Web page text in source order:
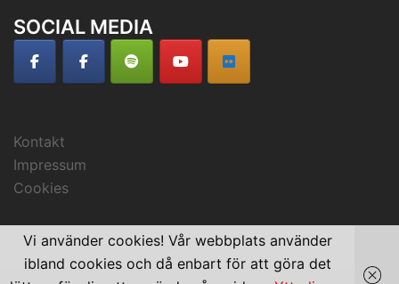
SOCIAL MEDIA
Kontakt
Impressum
Cookies
Vi använder cookies! Vår webbplats använder
ibland cookies och då enbart för att göra det